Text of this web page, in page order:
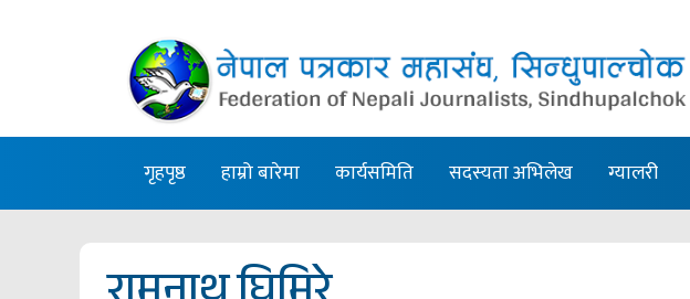
गृहपृष्ठ हाम्रो बारेमा कार्यसमिति सदस्यता अभिलेख ग्यालरी